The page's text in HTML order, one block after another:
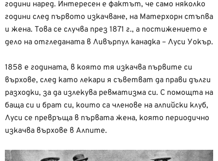
години наред. Интересен е фактът, че само няколко
години след първото изкачване, на Матерхорн стъпва
и жена. Това се случва през 1871 г., а постижението е
дело на отгледаната в Ливърпул канадка – Луси Уокър.
1858 е годината, в която тя изкачва първите си
върхове, след като лекари я съветват да прави дълги
разходки, за да излекува ревматизма си. С помощта на
баща си и брат си, които са членове на алпийски клуб,
Луси се превръща в първата жена, която периодично
изкачва върхове в Алпите.